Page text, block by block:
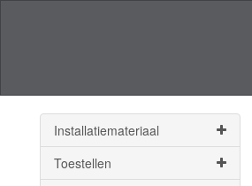
Installatiemateriaal
Toestellen